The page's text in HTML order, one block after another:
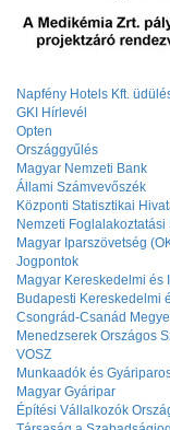
Napfény Hotels Kft.
GKI Hírlevél
Opten
Országgyűlés
Magyar Nemzeti Bank
Állami Számvevőszék
Központi Statisztikai
Nemzeti Foglalakoztatási
Magyar Iparszövetség
Jogpontok
Magyar Kereskedelmi és
Budapesti Kereskedelmi
Csongrád-Csanád
Menedzserek Országos
VOSZ
Munkaadók és
Magyar Gyáripar
Építési Vállalkozók